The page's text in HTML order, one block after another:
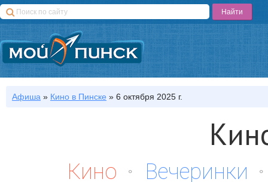
Афиша » Кино в Пинске » 6 октября 2025 г.
Кино
Вечеринки